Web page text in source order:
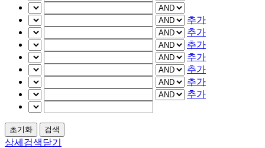
추가
추가
추가
추가
추가
추가
추가
상세검색닫기